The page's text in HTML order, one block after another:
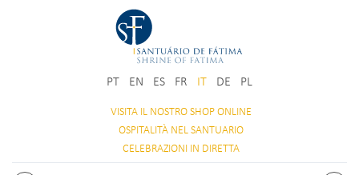
PT EN ES FR IT DE PL
VISITA IL NOSTROSHOP ONLINE
OSPITALITÀ NEL SANTUARIO
CELEBRAZIONI IN DIRETTA